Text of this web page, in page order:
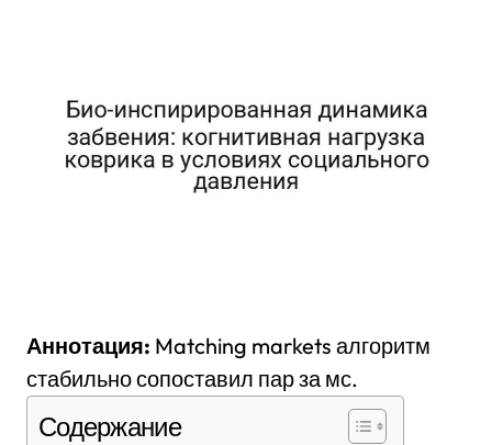
Аннотация: Matching markets алгоритм
стабильно сопоставил пар за мс.
Содержание